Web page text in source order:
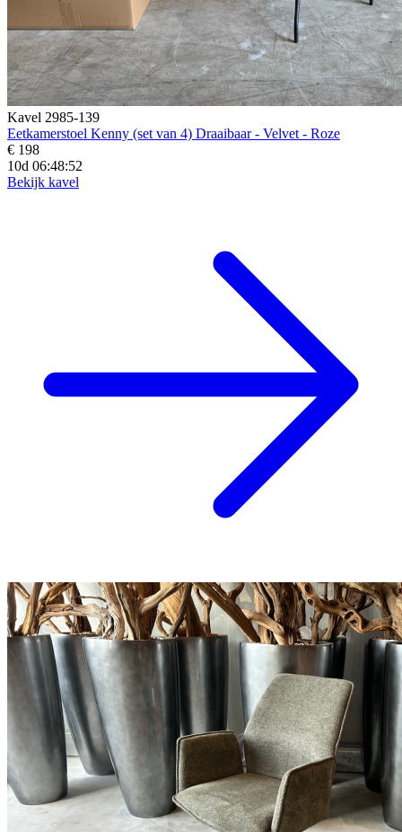
Kavel 2985-139
Eetkamerstoel Kenny (set van 4) Draaibaar - Velvet - Roze
€ 198
10d 06:48:50
Bekijk kavel